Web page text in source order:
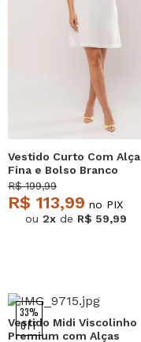
Vestido Curto Com Alça
Fina e Bolso Branco
Salvatore
R$ 199,99
R$ 113,99 no PIX
ou 2x de R$ 59,99
33%
OFF
Vestido Midi Viscolinho
Premium com Alças